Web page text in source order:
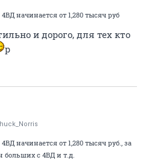
начинается от 1,280 тысяч руб
и дорого, для тех кто
р
начинается от 1,280 тысяч руб., за
больших с 4ВД и т.д.